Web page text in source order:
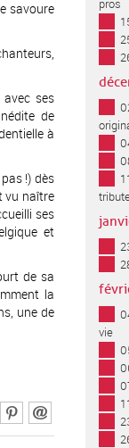
savoure
ses
de
à
!) dès
vu naître
ses
et
de sa
la
une de
pros
vie